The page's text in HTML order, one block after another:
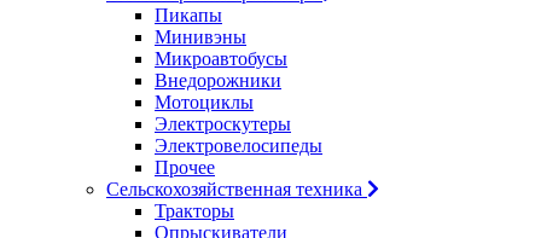
Пикапы
Минивэны
Микроавтобусы
Внедорожники
Мотоциклы
Электроскутеры
Электровелосипеды
Прочее
Сельскохозяйственная техника
Тракторы
Опрыскиватели